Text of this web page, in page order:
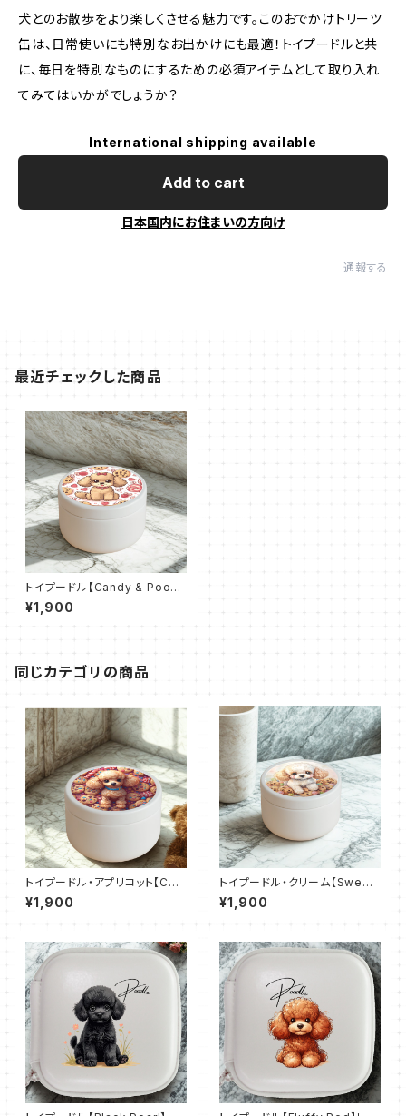
犬とのお散歩をより楽しくさせる魅力です。このおでかけトリーツ
缶は、日常使いにも特別なお出かけにも最適！トイプードルと共
に、毎日を特別なものにするための必須アイテムとして取り入れ
てみてはいかがでしょうか？
International shipping available
Add to cart
日本国内にお住まいの方向け
通報する
最近チェックした商品
トイプードル【Candy & Poo】
おでかけトリーツ缶(ホワイト)
¥1,900
同じカテゴリの商品
トイプードル・アプリコット【Coo
kie & Poo】おでかけトリーツ
缶(ホワイト)
¥1,900
トイプードル・クリーム【Sweet
Cream Poo】おでかけトリーツ
缶(ホワイト)
¥1,900